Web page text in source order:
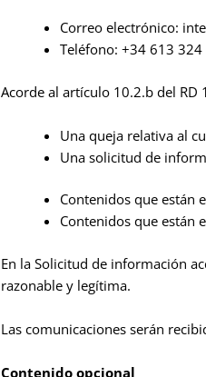
Correo electrónico:
Teléfono: +34 613 324
Acorde al artículo 10.2.b del
Una queja relativa al
Una solicitud de
Contenidos que están
Contenidos que están
En la Solicitud de información
razonable y legítima.
Las comunicaciones serán
Contenido opcional